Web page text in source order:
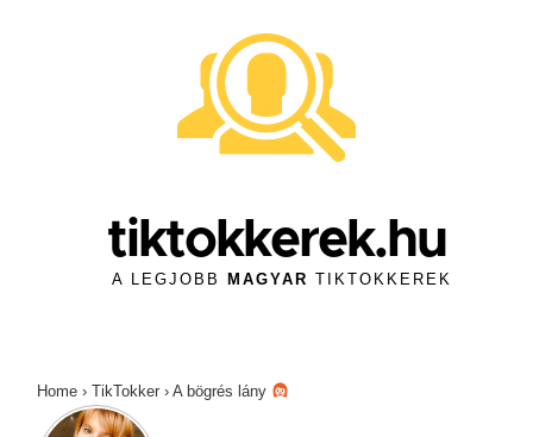
tiktokkerek.hu
A LEGJOBB MAGYAR TIKTOKKEREK
Home › TikTokker › A bögrés lány